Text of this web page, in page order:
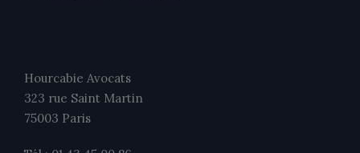
Hourcabie Avocats
323 rue Saint Martin
75003 Paris